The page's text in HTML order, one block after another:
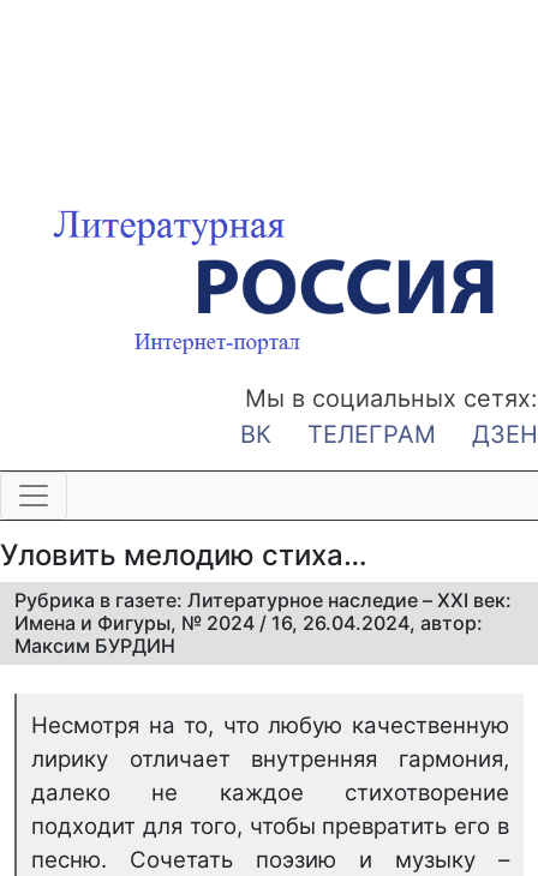
Мы в социальных сетях:
ВК
ТЕЛЕГРАМ ДЗЕН
Уловить мелодию стиха…
Рубрика в газете: Литературное наследие – XXI век:
Имена и Фигуры, № 2024 / 16, 26.04.2024, автор:
Максим БУРДИН
Несмотря на то, что любую качественную
лирику отличает внутренняя гармония,
далеко не каждое стихотворение
подходит для того, чтобы превратить его в
песню. Сочетать поэзию и музыку –